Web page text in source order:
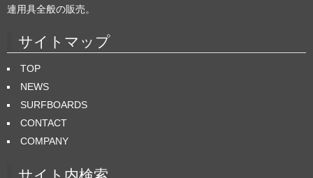
連用具全般の販売。
サイトマップ
TOP
NEWS
SURFBOARDS
CONTACT
COMPANY